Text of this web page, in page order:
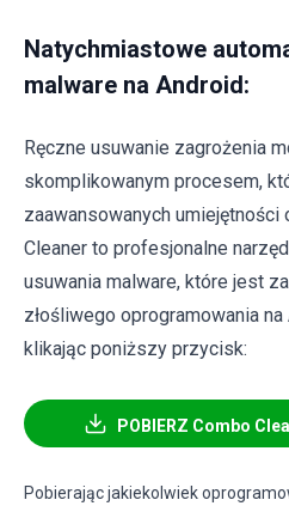
Natychmiastowe
malware na Android:
Ręczne usuwanie zagrożenia
skomplikowanym procesem,
zaawansowanych umiejętności
Cleaner to profesjonalne
usuwania malware, które jest
złośliwego oprogramowania
klikając poniższy przycisk:
POBIERZ Combo
Pobierając jakiekolwiek